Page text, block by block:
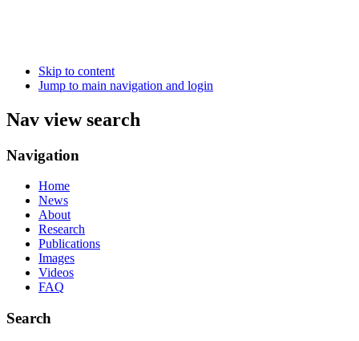
Skip to content
Jump to main navigation and login
Nav view search
Navigation
Home
News
About
Research
Publications
Images
Videos
FAQ
Search